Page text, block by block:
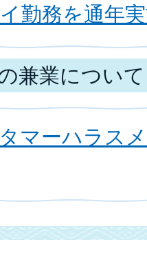
勤務を通年
兼業について
マーハラス